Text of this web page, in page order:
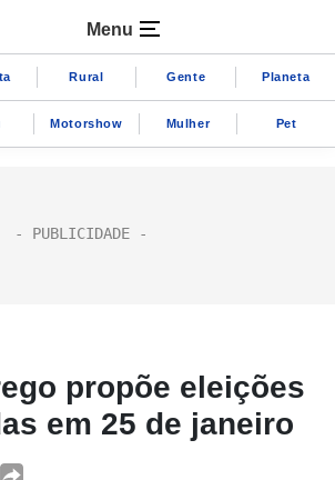
Menu
Rural Gente Planeta
Motorshow Mulher Pet
propõe eleições
em 25 de janeiro